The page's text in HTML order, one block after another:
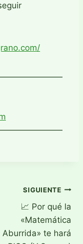
SIGUIENTE
📈 Por qué la
«Matemática
Aburrida» te hará